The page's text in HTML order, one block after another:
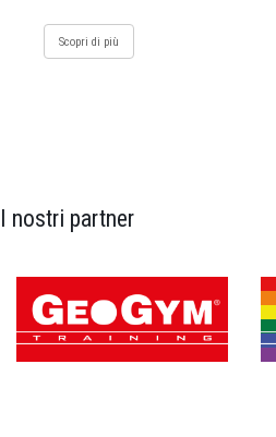
Scopri di più
I nostri partner